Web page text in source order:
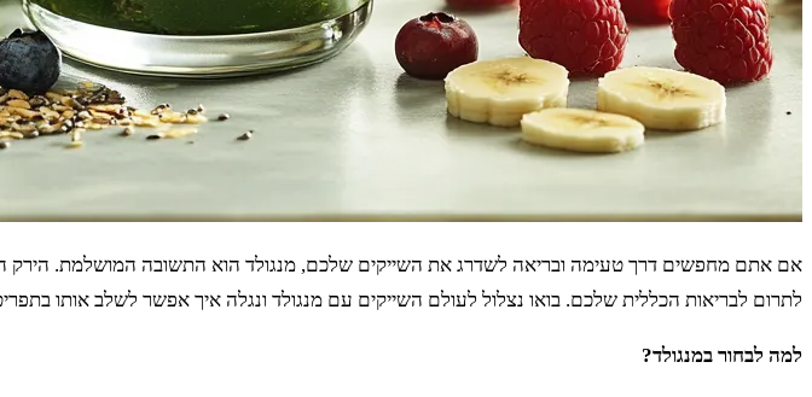
אם אתם מחפשים דרך טעימה ובריאה לשדרג את השייקים שלכם, מנגולד הוא התשובה המושלמת. הירק
לתרום לבריאות הכללית שלכם. בואו נצלול לעולם השייקים עם מנגולד ונגלה איך אפשר לשלב אותו
למה לבחור במנגולד?